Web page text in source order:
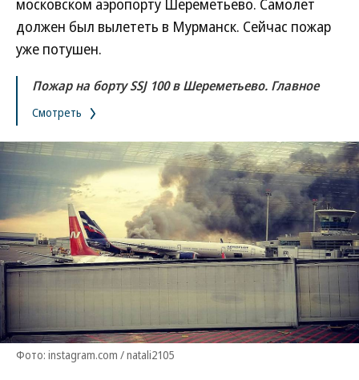
московском аэропорту Шереметьево. Самолет
должен был вылететь в Мурманск. Сейчас пожар
уже потушен.
Пожар на борту SSJ 100 в Шереметьево. Главное
Смотреть
Фото: instagram.com / natali2105